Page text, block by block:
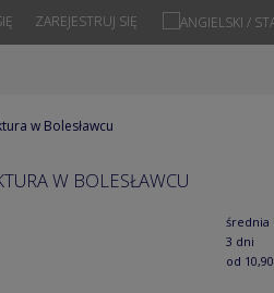
ZAREJESTRUJ SIĘ
w Bolesławcu
W BOLESŁAWCU
średnia
3 dni
od